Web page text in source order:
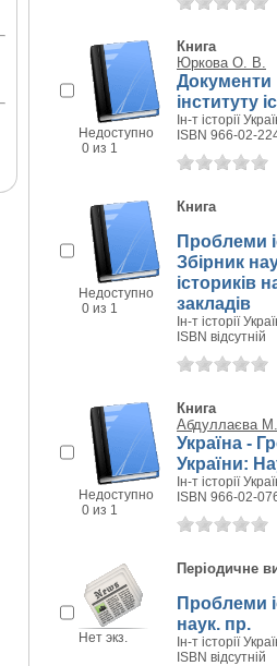
Недоступно
0 из 1
Книга
Юркова О. В.
Документи
інституту
Ін-т історії
ISBN 966-02-
Недоступно
0 из 1
Книга
Проблеми
Збірник
істориків
закладів
Ін-т історії
ISBN відсутній
Недоступно
0 из 1
Книга
Абдуллаєва М.
Україна -
України:
Ін-т історії
ISBN 966-02-
Нет экз.
Періодичне
Проблеми
наук. пр.
Ін-т історії
ISBN відсутній